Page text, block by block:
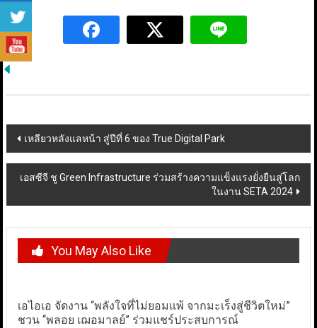
Post
navigation
เหลียวหลังแลหน้า สู่ปีที่ 6 ของ True Digital Park
เอสซีจี ชู Green Infrastructure ร่วมสร้างความแข็งแรงยั่งยืนสู่โลก
ในงาน SETA 2024
You May Also Like
เอไอเอ จัดงาน “พลังใจที่ไม่ยอมแพ้ จากมะเร็งสู่ชีวิตใหม่”
ชวน “พลอย เฌอมาลย์” ร่วมแชร์ประสบการณ์